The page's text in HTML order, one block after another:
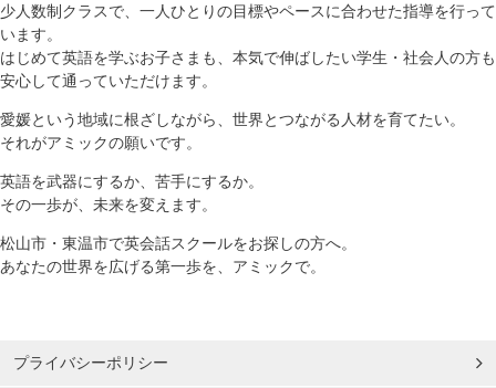
少人数制クラスで、一人ひとりの目標やペースに合わせた指導を行って
います。
はじめて英語を学ぶお子さまも、本気で伸ばしたい学生・社会人の方も
安心して通っていただけます。
愛媛という地域に根ざしながら、世界とつながる人材を育てたい。
それがアミックの願いです。
英語を武器にするか、苦手にするか。
その一歩が、未来を変えます。
松山市・東温市で英会話スクールをお探しの方へ。
あなたの世界を広げる第一歩を、アミックで。
プライバシーポリシー